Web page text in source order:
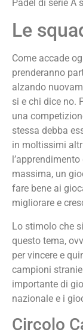
Padel di serie A
Le
Come accade
prenderanno
alzando
si e chi dice no.
una
stessa debba
in moltissimi
massima, un
fare bene ai
migliorare e
Lo stimolo che
questo tema,
per vincere e
campioni
importante di
nazionale e i
Circolo